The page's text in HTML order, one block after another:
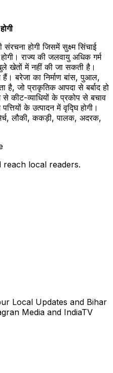
होगी जिसमें सुक्ष्म सिंचाई
राज्य की जलवायु अधिक गर्म
खेतों में नहीं की जा सकती है।
बरेजा का निर्माण बांस, पुआल,
है, जो प्राकृतिक आपदा से बर्बाद हो
कीट-व्याधियों के प्रकोप से बचाव
के उत्पादन में वृद्घि होगी।
लौकी, ककड़ी, पालक, अदरक,
reach local readers.
Local Updates and Bihar
Media and IndiaTV